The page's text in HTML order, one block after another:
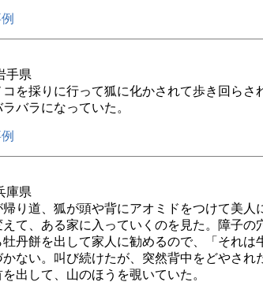
手県
を採りに行って狐に化かされて歩き回らさ
バラになっていた。
庫県
帰り道、狐が頭や背にアオミドをつけて美人
て、ある家に入っていくのを見た。障子の
丹餅を出して家人に勧めるので、「それは
かない。叫び続けたが、突然背中をどやされ
出して、山のほうを覗いていた。